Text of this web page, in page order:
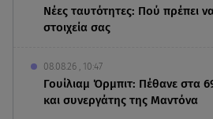
Νέες ταυτότητες: Πού πρέπει
στοιχεία σας
08.08.26 , 10:47
Γουίλιαμ Όρμπιτ: Πέθανε στα
και συνεργάτης της Μαντόνα